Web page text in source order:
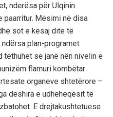
nderësa për Ulqinin
paarritur. Mësimi në disa
sot e kësaj dite të
ndërsa plan-programet
tëthuhet se janë nën nivelin e
izëm flamuri kombëtar
e organeve shtetërore –
dëshira e udhëheqësit të
zbatohet. E drejtakushtetuese